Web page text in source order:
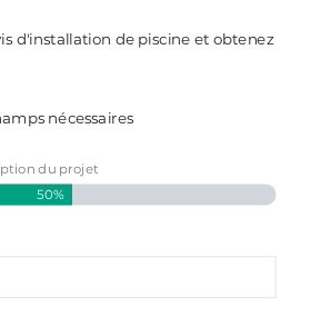
d'installation de piscine et obtenez
nécessaires
du projet
50%